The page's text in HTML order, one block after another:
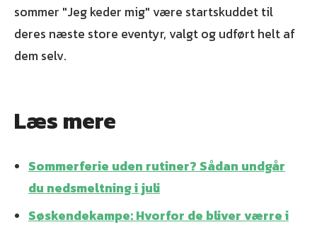
sommer "Jeg keder mig" være startskuddet til
deres næste store eventyr, valgt og udført helt af
dem selv.
Læs mere
Sommerferie uden rutiner? Sådan undgår
du nedsmeltning i juli
Søskendekampe: Hvorfor de bliver værre i